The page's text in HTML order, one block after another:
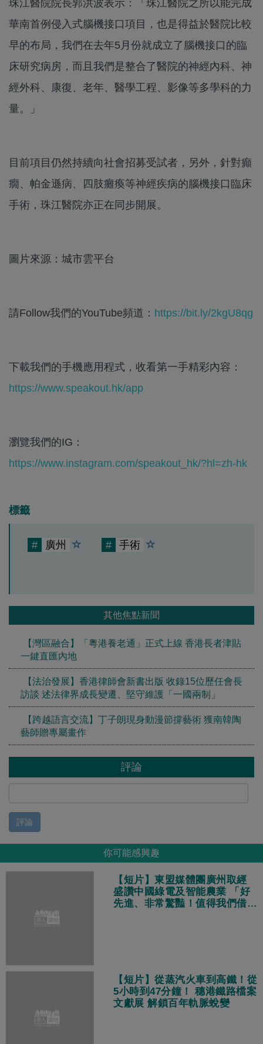
珠江醫院院長郭洪波表示：「珠江醫院之所以能完成
華南首例侵入式腦機接口項目，也是得益於醫院比較
早的布局，我們在去年5月份就成立了腦機接口的臨
床研究病房，而且我們是整合了醫院的神經內科、神
經外科、康復、老年、醫學工程、影像等多學科的力
量。」
目前項目仍然持續向社會招募受試者，另外，針對癲
癇、帕金遜病、四肢癱瘓等神經疾病的腦機接口臨床
手術，珠江醫院亦正在同步開展。
圖片來源：城市雲平台
請Follow我們的YouTube頻道： https://bit.ly/2kgU8qg
下載我們的手機應用程式，收看第一手精彩內容：
https://www.speakout.hk/app
瀏覽我們的IG：
https://www.instagram.com/speakout_hk/?hl=zh-hk
標籤
# 廣州 # 手術
其他焦點新聞
【灣區融合】「粵港養老通」正式上線 香港長者津貼
一鍵直匯內地
【法治發展】香港律師會新書出版 收錄15位歷任會長
訪談 述法律界成長變遷、堅守維護「一國兩制」
【跨越語言交流】丁子朗現身動漫節撐藝術 獲南韓陶
藝師贈專屬畫作
評論
評論
你可能感興趣
【短片】東盟媒體團廣州取經
盛讚中國綠電及智能農業 「好
先進、非常驚豔！值得我們借鑑
【短片】從蒸汽火車到高鐵！從
5小時到47分鐘！ 穗港鐵路檔案
文獻展 解鎖百年軌脈蛻變